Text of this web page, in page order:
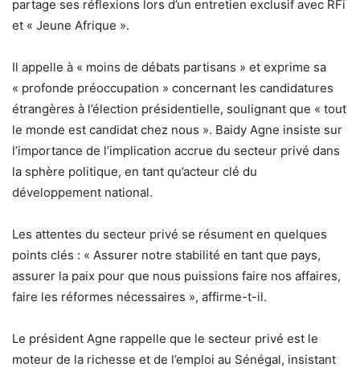
partage ses réflexions lors d’un entretien exclusif avec RFi
et « Jeune Afrique ».
Il appelle à « moins de débats partisans » et exprime sa
« profonde préoccupation » concernant les candidatures
étrangères à l’élection présidentielle, soulignant que « tout
le monde est candidat chez nous ». Baidy Agne insiste sur
l’importance de l’implication accrue du secteur privé dans
la sphère politique, en tant qu’acteur clé du
développement national.
Les attentes du secteur privé se résument en quelques
points clés : « Assurer notre stabilité en tant que pays,
assurer la paix pour que nous puissions faire nos affaires,
faire les réformes nécessaires », affirme-t-il.
Le président Agne rappelle que le secteur privé est le
moteur de la richesse et de l’emploi au Sénégal, insistant